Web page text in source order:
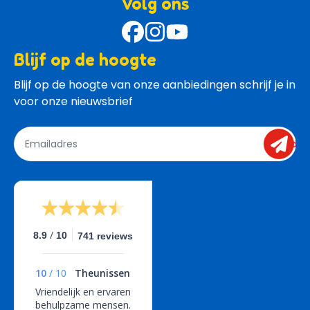
Blijf op de hoogte
Blijf op de hoogte van onze aanbiedingen schrijf je in
voor onze nieuwsbrief
send
8.9 / 10 741 reviews
10 / 10
Theunissen
Vriendelijk en ervaren
behulpzame mensen.